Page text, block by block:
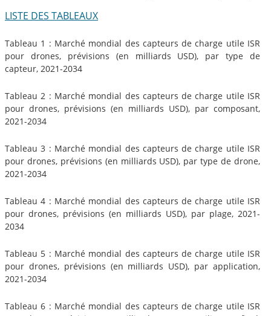
LISTE DES TABLEAUX
Tableau 1 : Marché mondial des capteurs de charge utile ISR
pour drones, prévisions (en milliards USD), par type de
capteur, 2021-2034
Tableau 2 : Marché mondial des capteurs de charge utile ISR
pour drones, prévisions (en milliards USD), par composant,
2021-2034
Tableau 3 : Marché mondial des capteurs de charge utile ISR
pour drones, prévisions (en milliards USD), par type de drone,
2021-2034
Tableau 4 : Marché mondial des capteurs de charge utile ISR
pour drones, prévisions (en milliards USD), par plage, 2021-
2034
Tableau 5 : Marché mondial des capteurs de charge utile ISR
pour drones, prévisions (en milliards USD), par application,
2021-2034
Tableau 6 : Marché mondial des capteurs de charge utile ISR